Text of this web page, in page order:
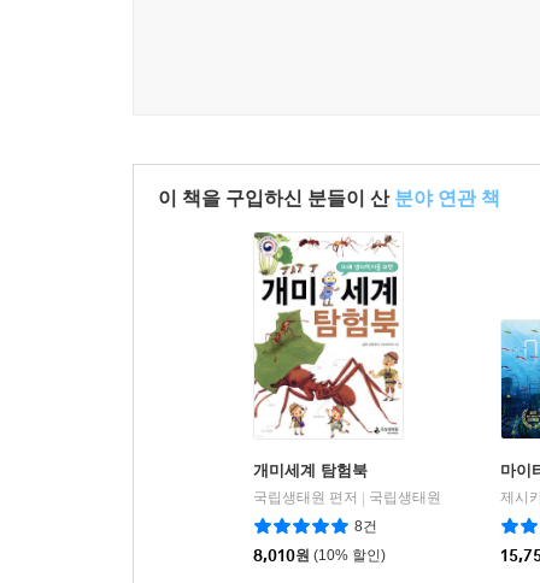
이 책을 구입하신 분들이 산 분야 연관 책
개미세계 탐험북
국립생태원 편저
국립생태원
8건
8,010원 (10% 할인)
마이